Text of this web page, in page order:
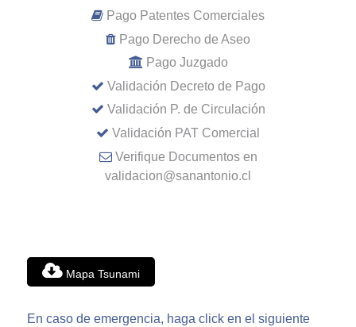
Pago Patentes Comerciales
Pago Derecho de Aseo
Pago Juzgado
Validación Decreto de Pago
Validación P. de Circulación
Validación PAT Comercial
Verifique Documentos en
validacion@sanantonio.cl
Mapa Tsunami
En caso de emergencia, haga click en el siguiente